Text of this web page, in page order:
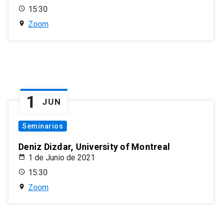
15:30
Zoom
1 JUN
Seminarios
Deniz Dizdar, University of Montreal
1 de Junio de 2021
15:30
Zoom